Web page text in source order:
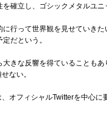
確立し、ゴシックメタルユ
行って世界観を見せていき
だという。
きな反響を得ていることも
ない。
オフィシャルTwitterを中心に